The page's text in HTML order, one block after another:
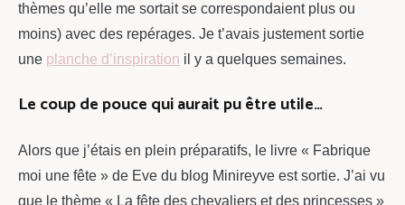
thèmes qu’elle me sortait se correspondaient plus ou
moins) avec des repérages. Je t’avais justement sortie
une planche d’inspiration il y a quelques semaines.
Le coup de pouce qui aurait pu être utile…
Alors que j’étais en plein préparatifs, le livre « Fabrique
moi une fête » de Eve du blog Minireyve est sortie. J’ai vu
que le thème « La fête des chevaliers et des princesses »